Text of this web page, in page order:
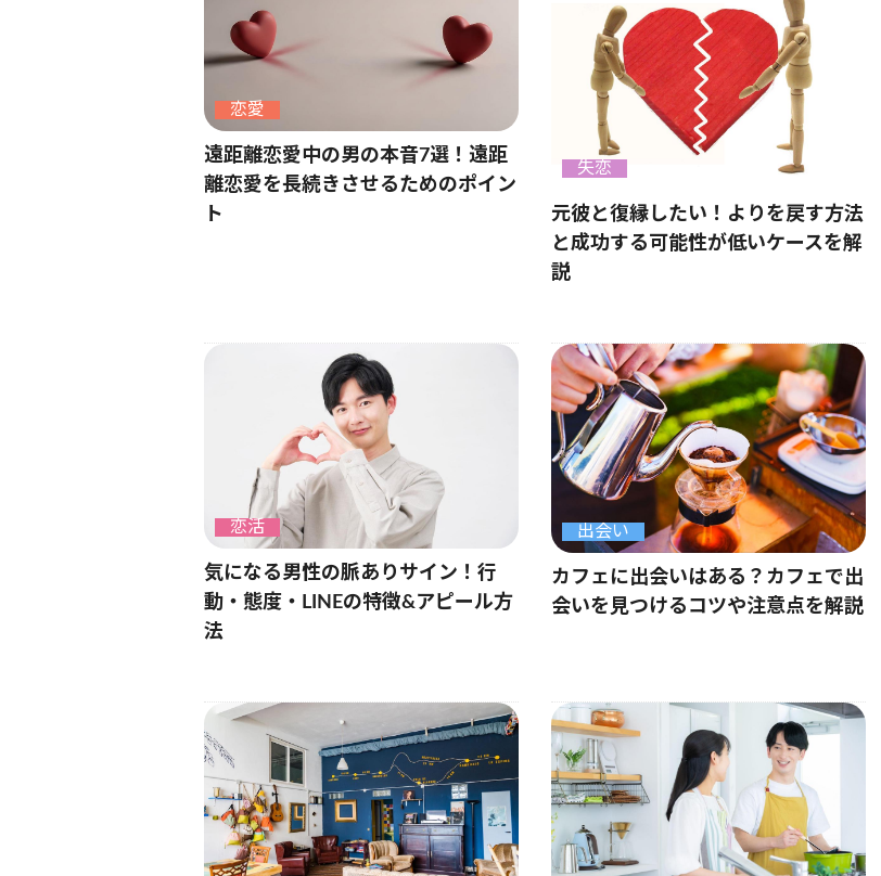
恋愛
遠距離恋愛中の男の本音7選！遠距
離恋愛を長続きさせるためのポイン
ト
失恋
元彼と復縁したい！よりを戻す方法
と成功する可能性が低いケースを解
説
恋活
気になる男性の脈ありサイン！行
動・態度・LINEの特徴&アピール方
法
出会い
カフェに出会いはある？カフェで出
会いを見つけるコツや注意点を解説